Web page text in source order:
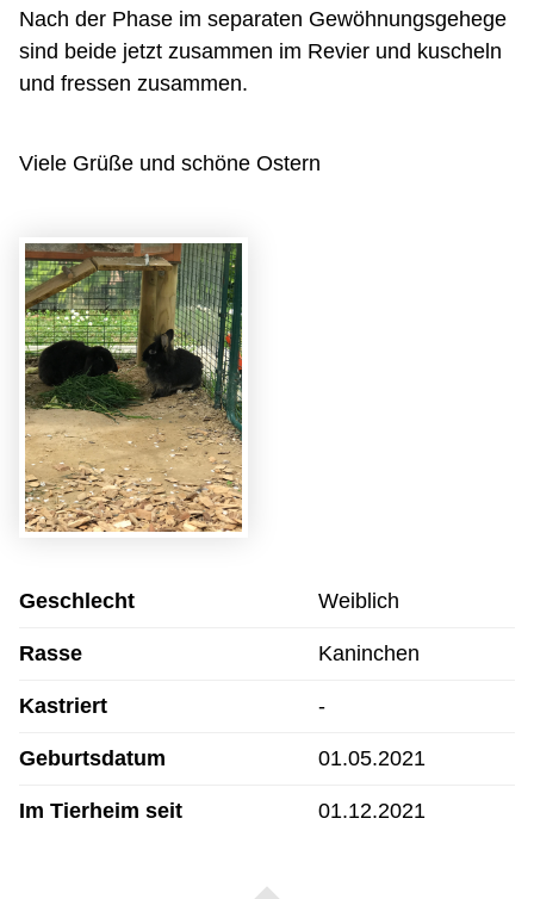
Nach der Phase im separaten Gewöhnungsgehege
sind beide jetzt zusammen im Revier und kuscheln
und fressen zusammen.
Viele Grüße und schöne Ostern
Geschlecht Weiblich
Rasse Kaninchen
Kastriert -
Geburtsdatum 01.05.2021
Im Tierheim seit 01.12.2021